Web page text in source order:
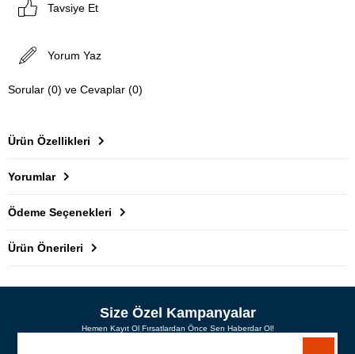
Tavsiye Et
Yorum Yaz
Sorular (0) ve Cevaplar (0)
Ürün Özellikleri
Yorumlar
Ödeme Seçenekleri
Ürün Önerileri
Size Özel Kampanyalar
Hemen Kayıt Ol Fırsatlardan Önce Sen Haberdar Ol!